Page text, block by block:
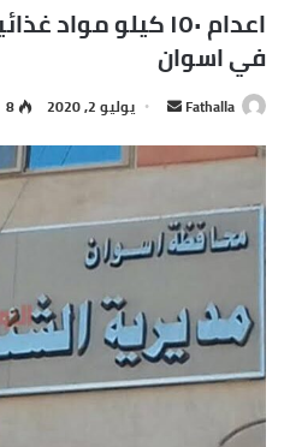
اعدام ١٥٠ كيلو
في اسوان
Fathalla
أرسل
إلكترونيا
يوليو 2, 2020 8